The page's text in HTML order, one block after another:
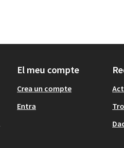
El meu compte
Crea un compte
Entra